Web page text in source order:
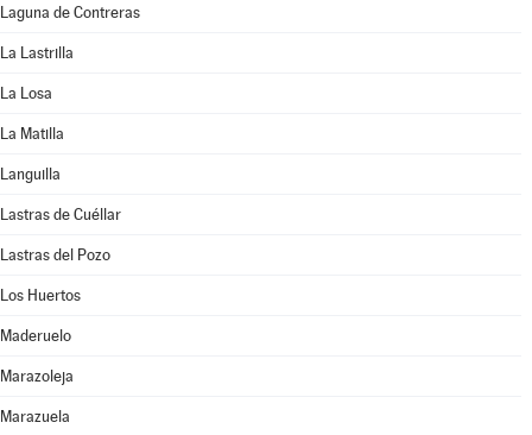
Laguna de Contreras
La Lastrilla
La Losa
La Matilla
Languilla
Lastras de Cuéllar
Lastras del Pozo
Los Huertos
Maderuelo
Marazoleja
Marazuela